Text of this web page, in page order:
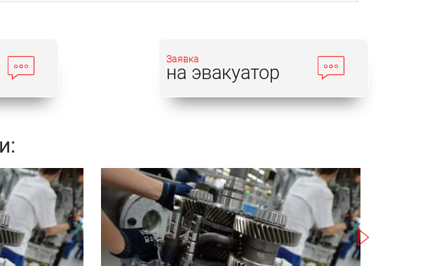
Заявка
на эвакуатор
Записаться